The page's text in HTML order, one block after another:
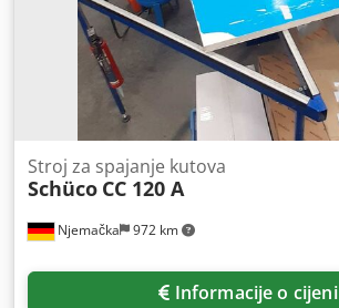
Njemačka 972 km
Stroj za spajanje kutova
Schüco CC 120 A
Informacije o cijeni